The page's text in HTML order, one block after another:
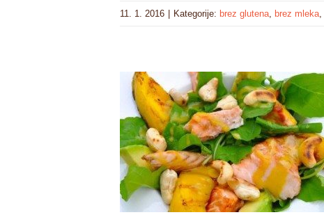
11. 1. 2016 Kategorije: brez glutena, brez mleka,